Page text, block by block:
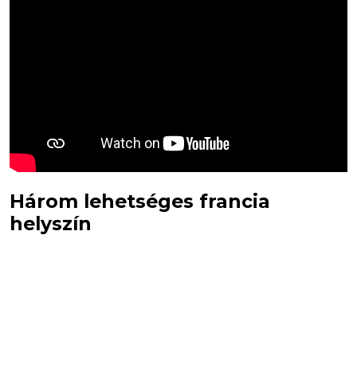
Három lehetséges francia
helyszín